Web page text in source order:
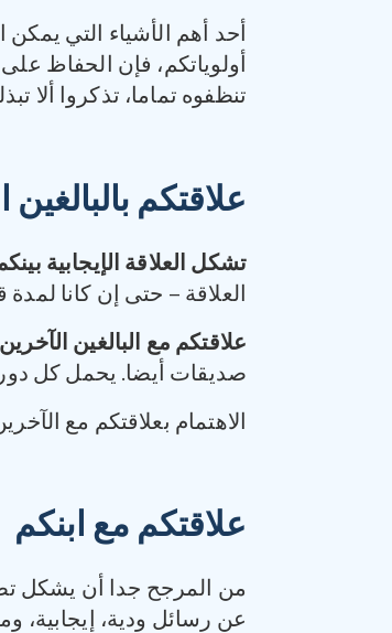
أحد أهم الأشياء التي
أولوياتكم، فإن الحفاظ
تنظفوه تماما، تذكروا ألا
علاقتكم بالبالغين
تشكل العلاقة الإيجابية
العلاقة – حتى إن كانا
علاقتكم مع البالغين الآخرين
صديقات أيضا. يحمل كل
الاهتمام بعلاقتكم مع
علاقتكم مع ابنكم
من المرجح جدا أن يشكل
عن رسائل ودية، إيجابية،